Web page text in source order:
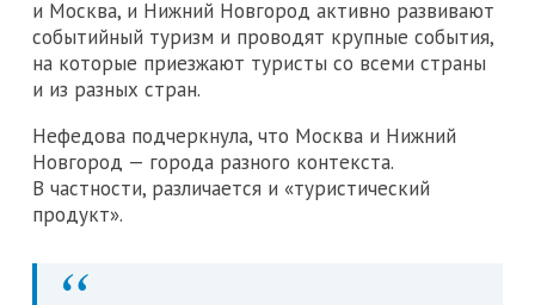
и Москва, и Нижний Новгород активно развивают
событийный туризм и проводят крупные события,
на которые приезжают туристы со всеми страны
и из разных стран.
Нефедова подчеркнула, что Москва и Нижний
Новгород — города разного контекста.
В частности, различается и «туристический
продукт».